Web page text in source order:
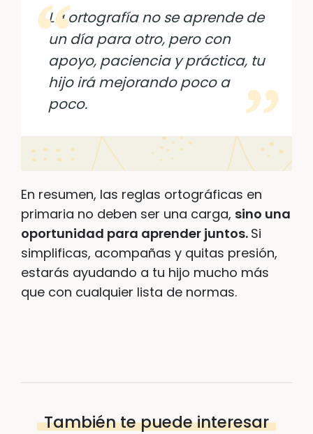
La ortografía no se aprende de
un día para otro, pero con
apoyo, paciencia y práctica, tu
hijo irá mejorando poco a
poco.
En resumen, las reglas ortográficas en
primaria no deben ser una carga, sino una
oportunidad para aprender juntos. Si
simplificas, acompañas y quitas presión,
estarás ayudando a tu hijo mucho más
que con cualquier lista de normas.
También te puede interesar